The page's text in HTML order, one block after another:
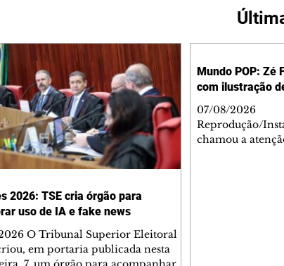
2026: TSE cria órgão para
uso de IA e fake news
O Tribunal Superior Eleitoral
em portaria publicada nesta
Mundo POP: Zé
com ilustração
07/08/2026
Reprodução/
chamou a